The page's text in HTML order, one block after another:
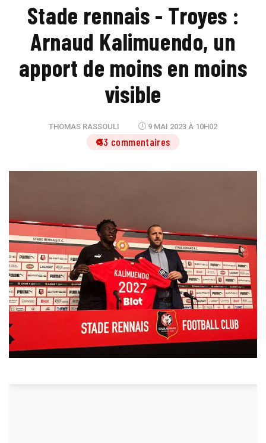
Stade rennais - Troyes :
Arnaud Kalimuendo, un
apport de moins en moins
visible
THOMAS RASSOULI 9 MAI 2023 À 10H02
33 commentaires